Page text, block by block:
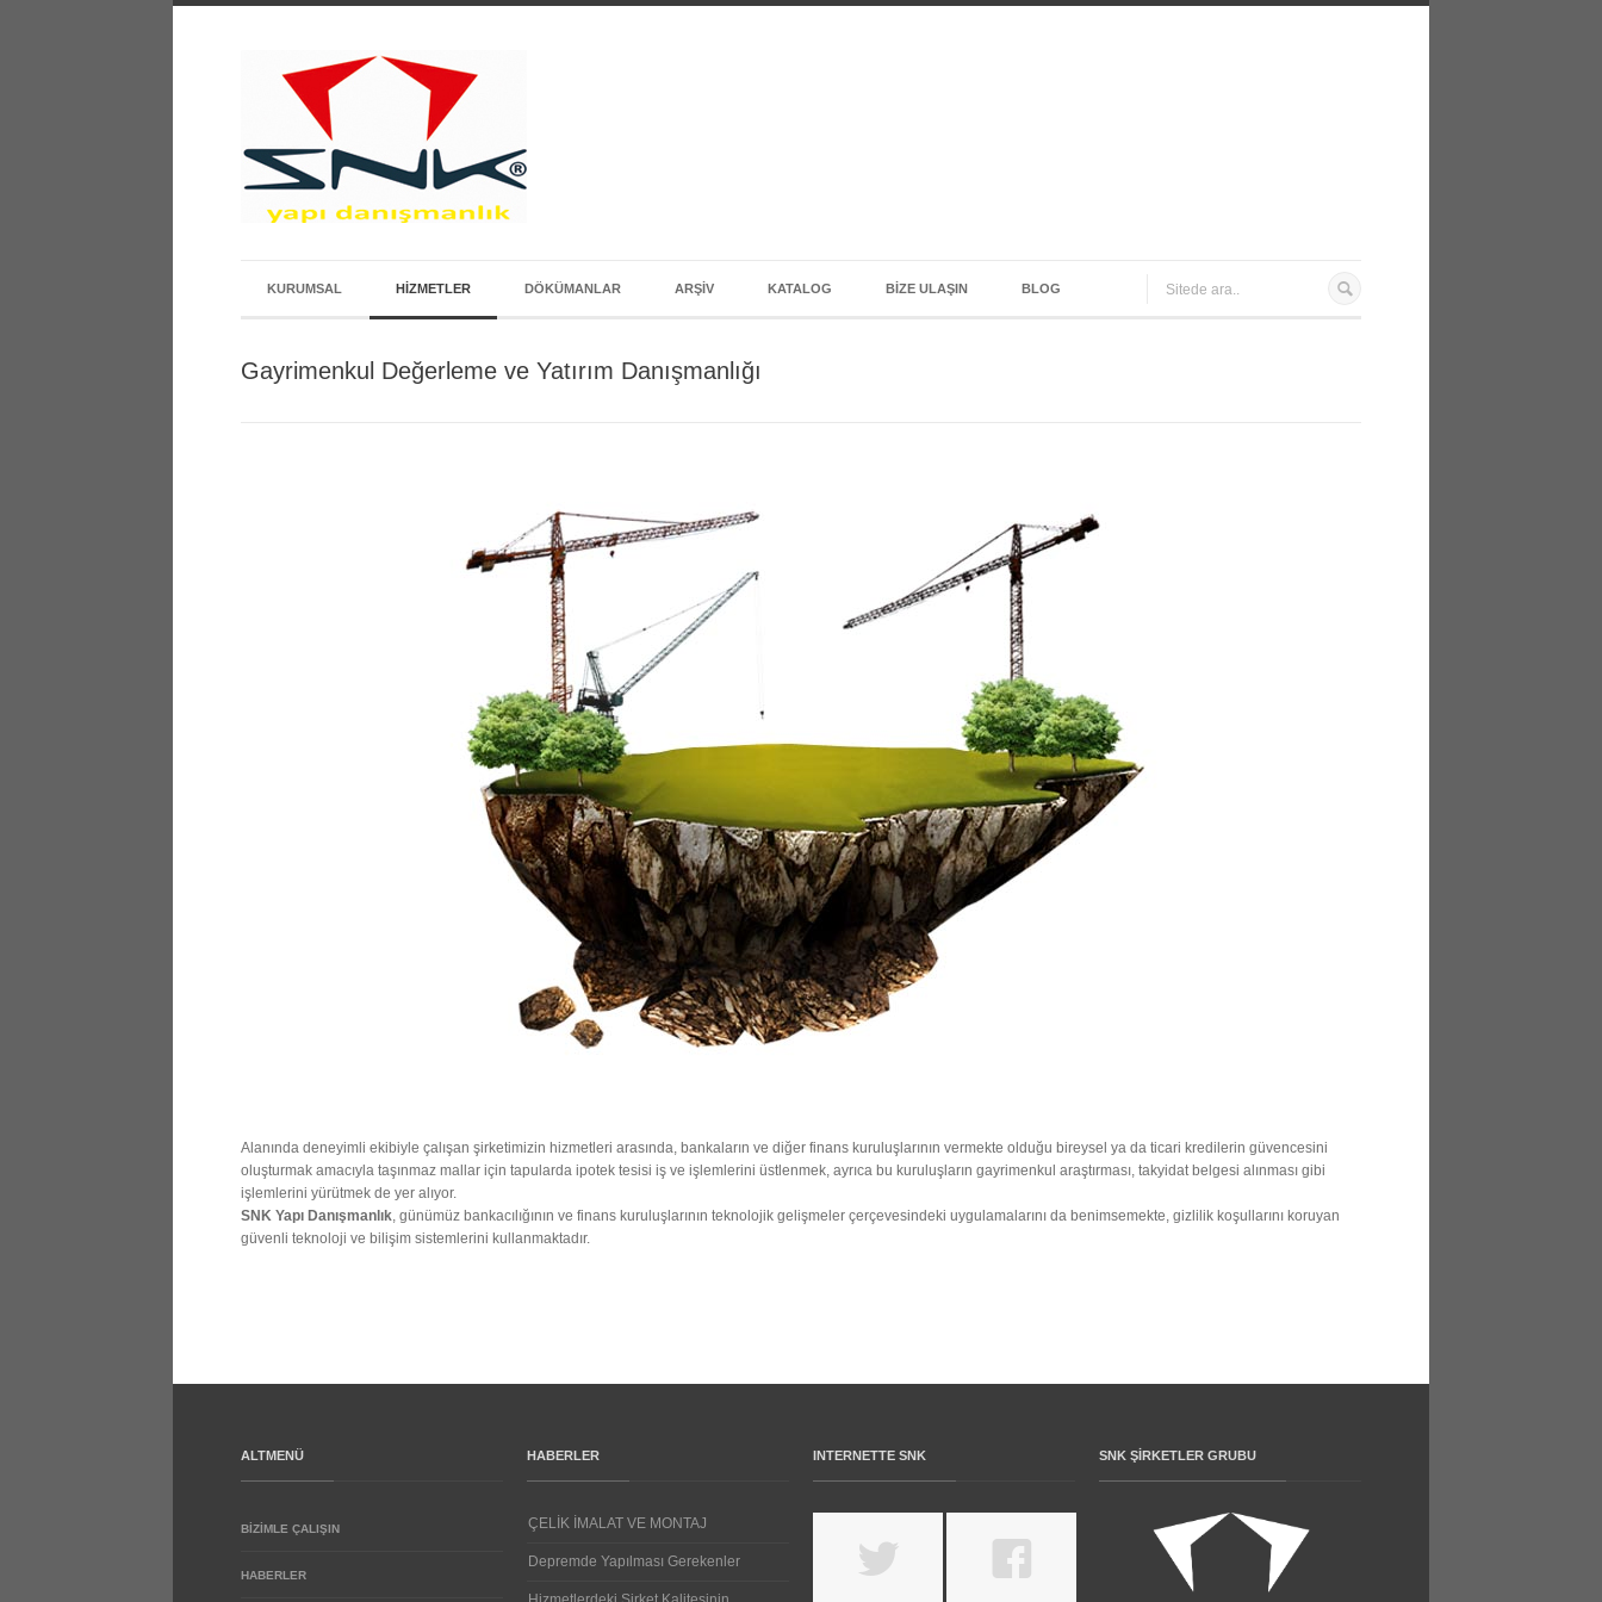
KURUMSAL HIZMETLER DÖKÜMANLAR ARŞIV KATALOG BIZE ULAŞIN BLOG
Gayrimenkul Değerleme ve Yatırım Danışmanlığı
Alanında deneyimli ekibiyle çalışan şirketimizin hizmetleri arasında, bankaların ve diğer finans kuruluşlarının vermekte olduğu bireysel ya da ticari kredilerin güvencesini
oluşturmak amacıyla taşınmaz mallar için tapularda ipotek tesisi iş ve işlemlerini üstlenmek, ayrıca bu kuruluşların gayrimenkul araştırması, takyidat belgesi alınması gibi
işlemlerini yürütmek de yer alıyor.
SNK Yapı Danışmanlık, günümüz bankacılığının ve finans kuruluşlarının teknolojik gelişmeler çerçevesindeki uygulamalarını da benimsemekte, gizlilik koşullarını koruyan
güvenli teknoloji ve bilişim sistemlerini kullanmaktadır.
ALTMENÜ
BIZIMLE ÇALIŞIN
HABERLER
HABERLER
ÇELİK İMALAT VE MONTAJ
Depremde Yapılması Gerekenler
INTERNETTE SNK SNK ŞIRKETLER GRUBU